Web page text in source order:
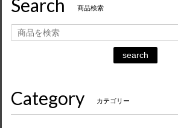
Search 商品検索
search
Category カテゴリー